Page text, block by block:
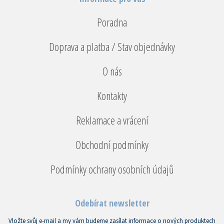
Poradna
Doprava a platba / Stav objednávky
O nás
Kontakty
Reklamace a vrácení
Obchodní podmínky
Podmínky ochrany osobních údajů
Odebírat newsletter
Vložte svůj e-mail a my vám budeme zasílat informace o nových produktech